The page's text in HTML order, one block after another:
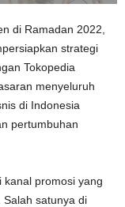
di Ramadan 2022,
strategi
Tokopedia
menyeluruh
di Indonesia
pertumbuhan
kanal promosi yang
Salah satunya di